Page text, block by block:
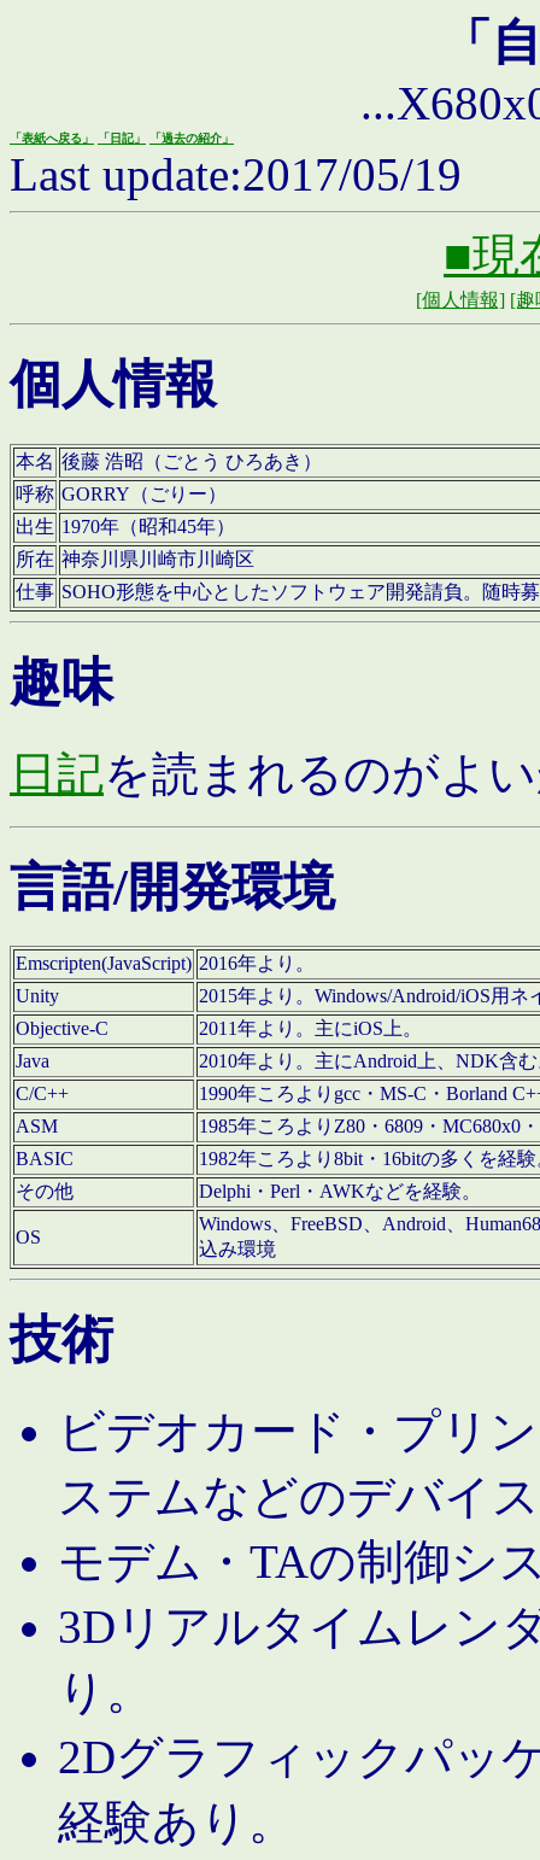
「
「表紙へ戻る」 「日記」 「過去の紹介」
Last update:2017/05/19
■現
[個人情報] [趣
個人情報
本名 後藤 浩昭（ごとう ひろあき）
呼称 GORRY（ごりー）
出生 1970年（昭和45年）
所在 神奈川県川崎市川崎区
仕事 SOHO形態を中心としたソフトウェア開発請負。随時
趣味
日記を読まれるのがよ
言語/開発環境
Emscripten(JavaScript) 2016年より。
Unity
2015年より。Windows/Android/iOS用
Objective-C
2011年より。主にiOS上。
Java
2010年より。主にAndroid上、NDK含
C/C++
1990年ころよりgcc・MS-C・Borland
ASM
1985年ころよりZ80・6809・MC680x0
BASIC
1982年ころより8bit・16bitの多くを経
その他
Delphi・Perl・AWKなどを経験。
OS
Windows、FreeBSD、Android、
込み環境
技術
ビデオカード・プリ
ステムなどのデバイ
モデム・TAの制御シ
3Dリアルタイムレン
り。
2Dグラフィックパッ
経験あり。